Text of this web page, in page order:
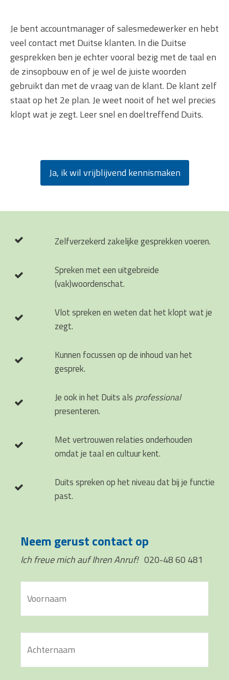
Je bent accountmanager of salesmedewerker en hebt
veel contact met Duitse klanten. In die Duitse
gesprekken ben je echter vooral bezig met de taal en
de zinsopbouw en of je wel de juiste woorden
gebruikt dan met de vraag van de klant. De klant zelf
staat op het 2e plan. Je weet nooit of het wel precies
klopt wat je zegt. Leer snel en doeltreffend Duits.
Ja, ik wil vrijblijvend kennismaken
Zelfverzekerd zakelijke gesprekken voeren.
Spreken met een uitgebreide
(vak)woordenschat.
Vlot spreken en weten dat het klopt wat je
zegt.
Kunnen focussen op de inhoud van het
gesprek.
Je ook in het Duits alsprofessional
presenteren.
Met vertrouwen relaties onderhouden
omdat je taal en cultuur kent.
Duits spreken op het niveau dat bij je functie
past.
Neem gerust contact op
Ich freue mich auf Ihren Anruf! 020-48 60 481
Naam *